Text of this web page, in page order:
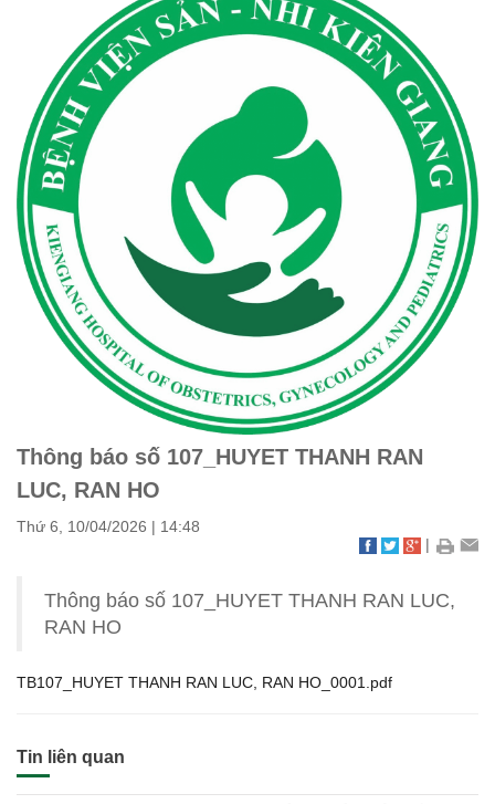
Thông báo số 107_HUYET THANH RAN
LUC, RAN HO
Thứ 6, 10/04/2026 | 14:48
|
Thông báo số 107_HUYET THANH RAN LUC,
RAN HO
TB107_HUYET THANH RAN LUC, RAN HO_0001.pdf
Tin liên quan